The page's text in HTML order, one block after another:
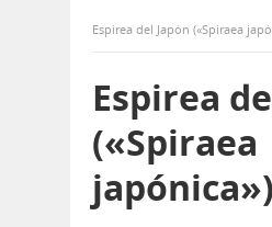
Espirea del Japón («Spiraea
Espirea
(«Spiraea
japónica»)